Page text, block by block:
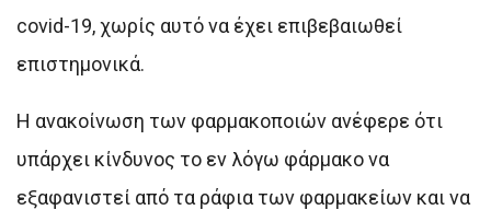
covid-19, χωρίς αυτό να έχει επιβεβαιωθεί
επιστημονικά.
Η ανακοίνωση των φαρμακοποιών ανέφερε ότι
υπάρχει κίνδυνος το εν λόγω φάρμακο να
εξαφανιστεί από τα ράφια των φαρμακείων και να